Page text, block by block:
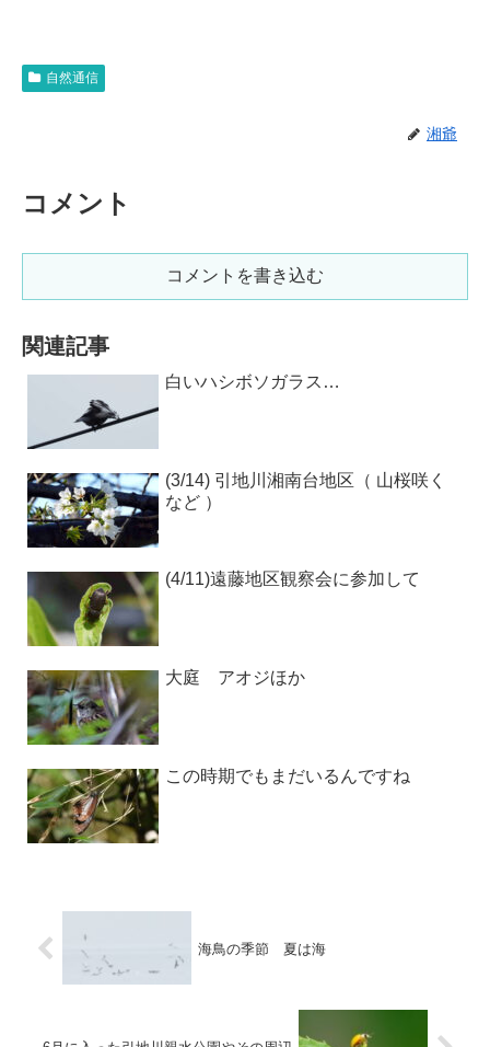
自然通信
湘爺
コメント
コメントを書き込む
関連記事
白いハシボソガラス…
(3/14) 引地川湘南台地区（ 山桜咲く
など ）
(4/11)遠藤地区観察会に参加して
大庭 アオジほか
この時期でもまだいるんですね
海鳥の季節 夏は海